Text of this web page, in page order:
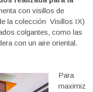
con visillos de
la colección Visillos IX)
colgantes, como las
con un aire oriental.
Para
maximiz